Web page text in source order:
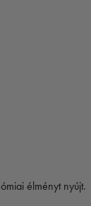
élményt nyújt.